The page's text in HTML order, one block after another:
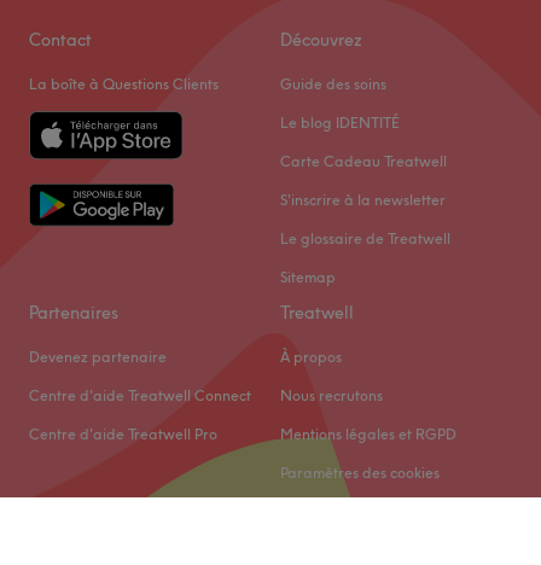
Contact
La boîte à Questions Clients
Découvrez
Guide des soins
Le blog IDENTITÉ
Carte Cadeau Treatwell
S'inscrire à la newsletter
Le glossaire de Treatwell
Sitemap
Partenaires
Devenez partenaire
Centre d'aide Treatwell Connect
Centre d'aide Treatwell Pro
Treatwell
À propos
Nous recrutons
Mentions légales et RGPD
Paramètres des cookies